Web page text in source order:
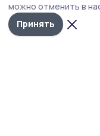
можно отменить в
Принять